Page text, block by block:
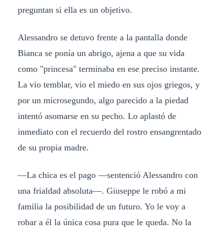
preguntan si ella es un objetivo.
Alessandro se detuvo frente a la pantalla donde
Bianca se ponía un abrigo, ajena a que su vida
como "princesa" terminaba en ese preciso instante.
La vio temblar, vio el miedo en sus ojos griegos, y
por un microsegundo, algo parecido a la piedad
intentó asomarse en su pecho. Lo aplastó de
inmediato con el recuerdo del rostro ensangrentado
de su propia madre.
—La chica es el pago —sentenció Alessandro con
una frialdad absoluta—. Giuseppe le robó a mi
familia la posibilidad de un futuro. Yo le voy a
robar a él la única cosa pura que le queda. No la